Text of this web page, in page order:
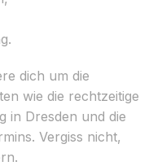
dich um die
wie die rechtzeitige
in Dresden und die
Vergiss nicht,